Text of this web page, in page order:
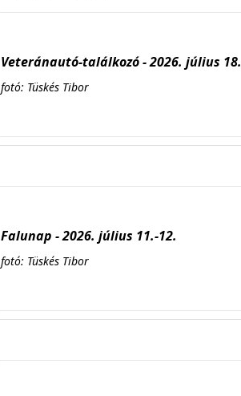
Veteránautó-találkozó - 2026. július 18.
fotó: Tüskés Tibor
Falunap - 2026. július 11.-12.
fotó: Tüskés Tibor